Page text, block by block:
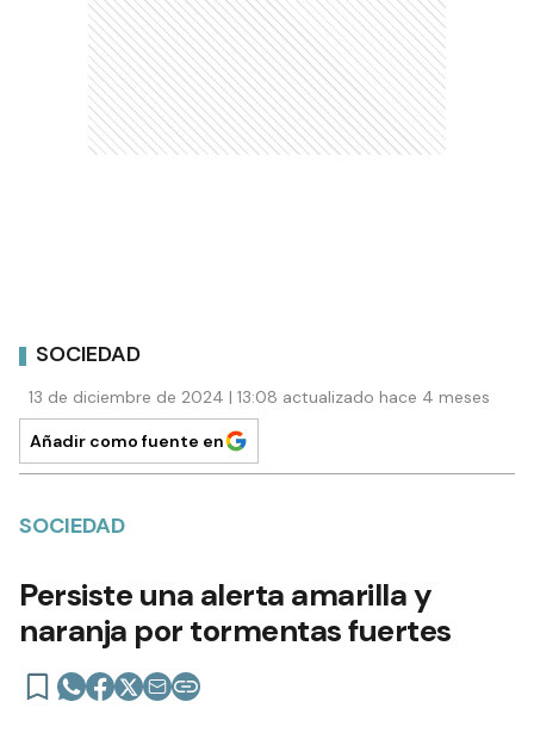
SOCIEDAD
13 de diciembre de 2024 | 13:08 actualizado hace 4 meses
Añadir como fuente en
SOCIEDAD
Persiste una alerta amarilla y
naranja por tormentas fuertes